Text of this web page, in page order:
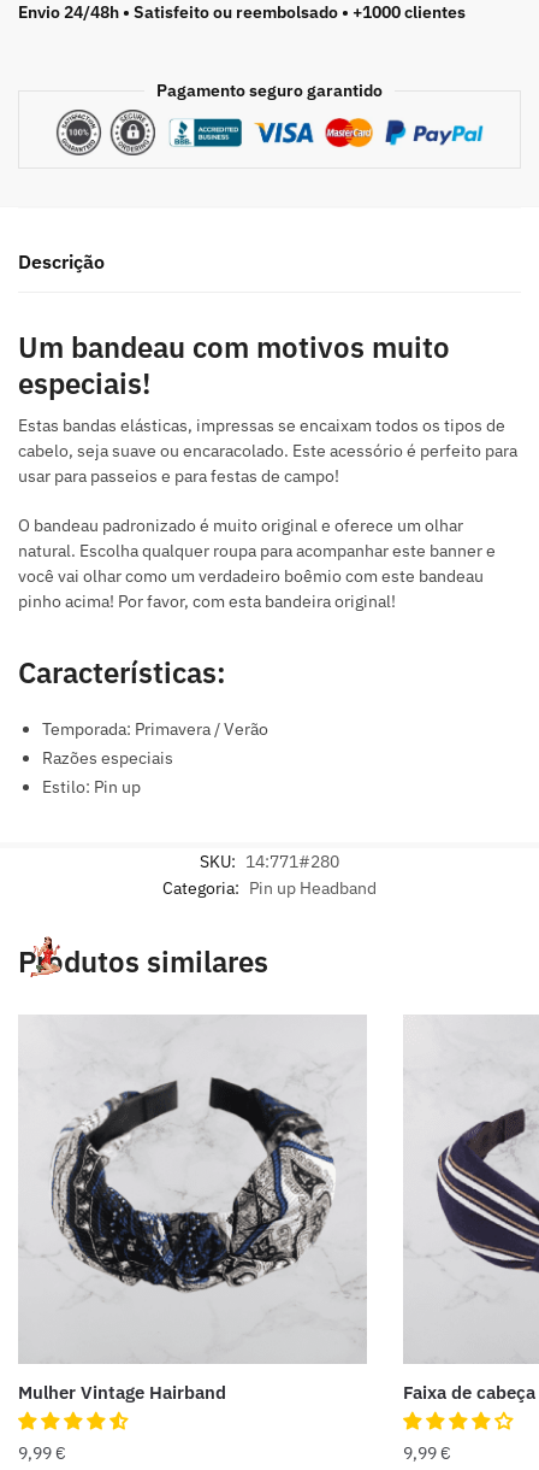
Envio 24/48h • Satisfeito ou reembolsado • +1000 clientes
Pagamento seguro garantido
Descrição
Um bandeau com motivos muito
especiais!
Estas bandas elásticas, impressas se encaixam todos os tipos de
cabelo, seja suave ou encaracolado. Este acessório é perfeito para
usar para passeios e para festas de campo!
O bandeau padronizado é muito original e oferece um olhar
natural. Escolha qualquer roupa para acompanhar este banner e
você vai olhar como um verdadeiro boêmio com este bandeau
pinho acima! Por favor, com esta bandeira original!
Características:
Temporada: Primavera / Verão
Razões especiais
Estilo: Pin up
SKU: 14:771#280
Categoria: Pin up Headband
Produtos similares
Mulher Vintage Hairband
9,99€
Faixa de
9,99€